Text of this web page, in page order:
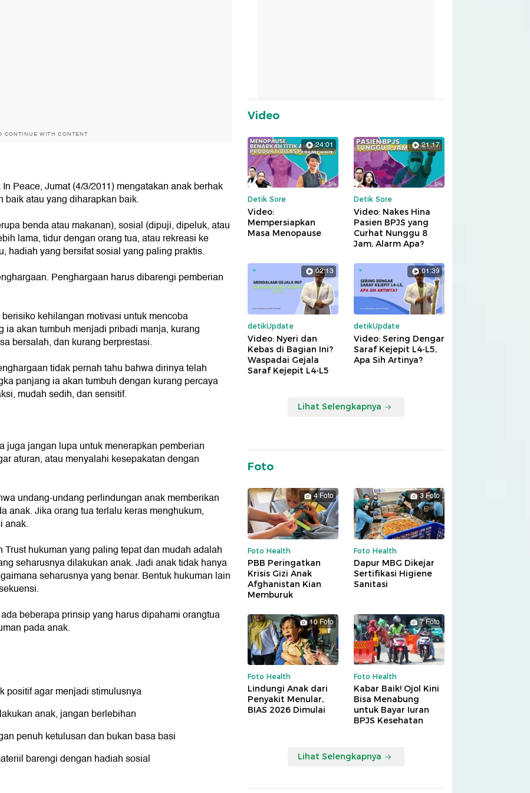
CONTINUE WITH CONTENT
Peace, Jumat (4/3/2011) mengatakan anak berhak
baik atau yang diharapkan baik.
benda atau makanan), sosial (dipuji, dipeluk, atau
lama, tidur dengan orang tua, atau rekreasi ke
hadiah yang bersifat sosial yang paling praktis.
Penghargaan harus dibarengi pemberian
kehilangan motivasi untuk mencoba
akan tumbuh menjadi pribadi manja, kurang
bersalah, dan kurang berprestasi.
tidak pernah tahu bahwa dirinya telah
panjang ia akan tumbuh dengan kurang percaya
mudah sedih, dan sensitif.
jangan lupa untuk menerapkan pemberian
aturan, atau menyalahi kesepakatan dengan
undang-undang perlindungan anak memberikan
anak. Jika orang tua terlalu keras menghukum,
anak.
hukuman yang paling tepat dan mudah adalah
seharusnya dilakukan anak. Jadi anak tidak hanya
seharusnya yang benar. Bentuk hukuman lain
beberapa prinsip yang harus dipahami orangtua
pada anak.
positif agar menjadi stimulusnya
anak, jangan berlebihan
penuh ketulusan dan bukan basa basi
barengi dengan hadiah sosial
Video
24:01
Detik Sore
Video:
Mempersiapkan
Masa Menopause
21:17
Detik Sore
Video: Nakes Hina
Pasien BPJS yang
Curhat Nunggu 8
Jam, Alarm Apa?
02:13
detikUpdate
Video: Nyeri dan
Kebas di Bagian Ini?
Waspadai Gejala
Saraf Kejepit L4-L5
01:39
detikUpdate
Video: Sering Dengar
Saraf Kejepit L4-L5,
Apa Sih Artinya?
Lihat Selengkapnya
Foto
4 Foto
Foto Health
PBB Peringatkan
Krisis Gizi Anak
Afghanistan Kian
Memburuk
3 Foto
Foto Health
Dapur MBG Dikejar
Sertifikasi Higiene
Sanitasi
10 Foto
Foto Health
Lindungi Anak dari
Penyakit Menular,
BIAS 2026 Dimulai
7 Foto
Foto Health
Kabar Baik! Ojol Kini
Bisa Menabung
untuk Bayar Iuran
BPJS Kesehatan
Lihat Selengkapnya